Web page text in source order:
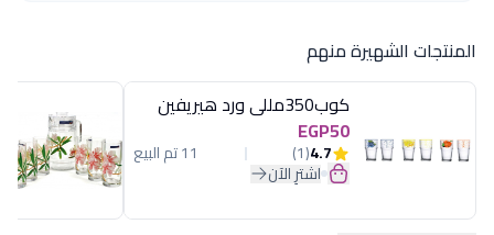
المنتجات الشهيرة منهم
كوب350مللى ورد هيريفين
EGP50
4.7
(1) 11 تم البيع
اشترِ الآن